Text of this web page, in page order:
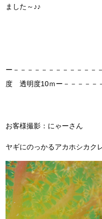
ました～♪♪
ー－－－－－－－－－－－
度 透明度10ｍー－－－－－
お客様撮影：にゃーさん
ヤギにのっかるアカホシカク